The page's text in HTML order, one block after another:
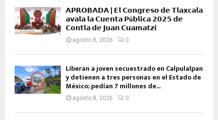
𝗔𝗣𝗥𝗢𝗕𝗔𝗗𝗔 | 𝗘𝗹 𝗖𝗼𝗻𝗴𝗿𝗲𝘀𝗼 𝗱𝗲 𝗧𝗹𝗮𝘅𝗰𝗮𝗹𝗮
𝗮𝘃𝗮𝗹𝗮 𝗹𝗮 𝗖𝘂𝗲𝗻𝘁𝗮 𝗣ú𝗯𝗹𝗶𝗰𝗮 𝟮𝟬𝟮𝟱 𝗱𝗲
𝗖𝗼𝗻𝘁𝗹𝗮 𝗱𝗲 𝗝𝘂𝗮𝗻 𝗖𝘂𝗮𝗺𝗮𝘁𝘇𝗶
agosto 8, 2026 0
Liberan a joven secuestrado en Calpulalpan
y detienen a tres personas en el Estado de
México; pedían 7 millones de...
agosto 8, 2026 0